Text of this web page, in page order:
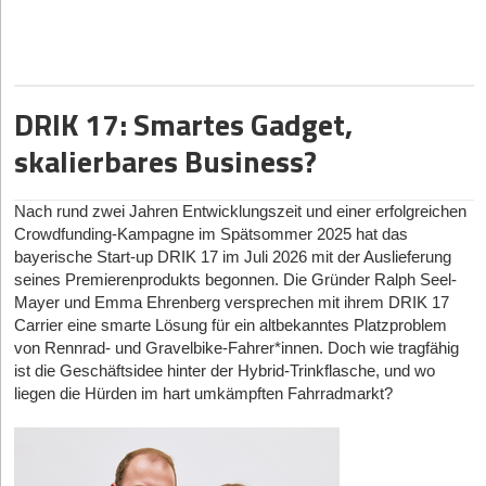
Fachkräfte sich ihre Stellen ohnehin aussuchen können. „Der
Einwand stimmt“, räumt Mitgründer Anton Petuchow
unumwunden ein. „Senior-Entwicklerinnen und -Entwickler
uns nicht, und sie sind ausdrücklich nicht unser Fokus.“
Nomado24 zielt stattdessen auf die andere Hälfte des Remote-
Marktes ab: Berufe im Kund*innenservice, Vertriebsinnendienst,
Marketing oder der Buchhaltung sowie Menschen, die einen
Nebenjob von zu Hause suchen. Hier gebe es echte
ortsunabhängige Stellen, aber die Kandidat*innen müssten selbst
suchen. „Für sie ist eine Plattform, die aussortiert statt
aufzublähen, ein spürbarer Unterschied“, betont Petuchow. Der
geografische Fokus liege dabei klar auf dem deutschsprachigen
DRIK 17: Smartes Gadget,
skalierbares Business?
Nach rund zwei Jahren Entwicklungszeit und einer erfolgreichen
Crowdfunding-Kampagne im Spätsommer 2025 hat das
bayerische Start-up DRIK 17 im Juli 2026 mit der Auslieferung
seines Premierenprodukts begonnen. Die Gründer Ralph Seel-
Mayer und Emma Ehrenberg versprechen mit ihrem DRIK 17
Carrier eine smarte Lösung für ein altbekanntes Platzproblem
von Rennrad- und Gravelbike-Fahrer*innen. Doch wie tragfähig
ist die Geschäftsidee hinter der Hybrid-Trinkflasche, und wo
liegen die Hürden im hart umkämpften Fahrradmarkt?